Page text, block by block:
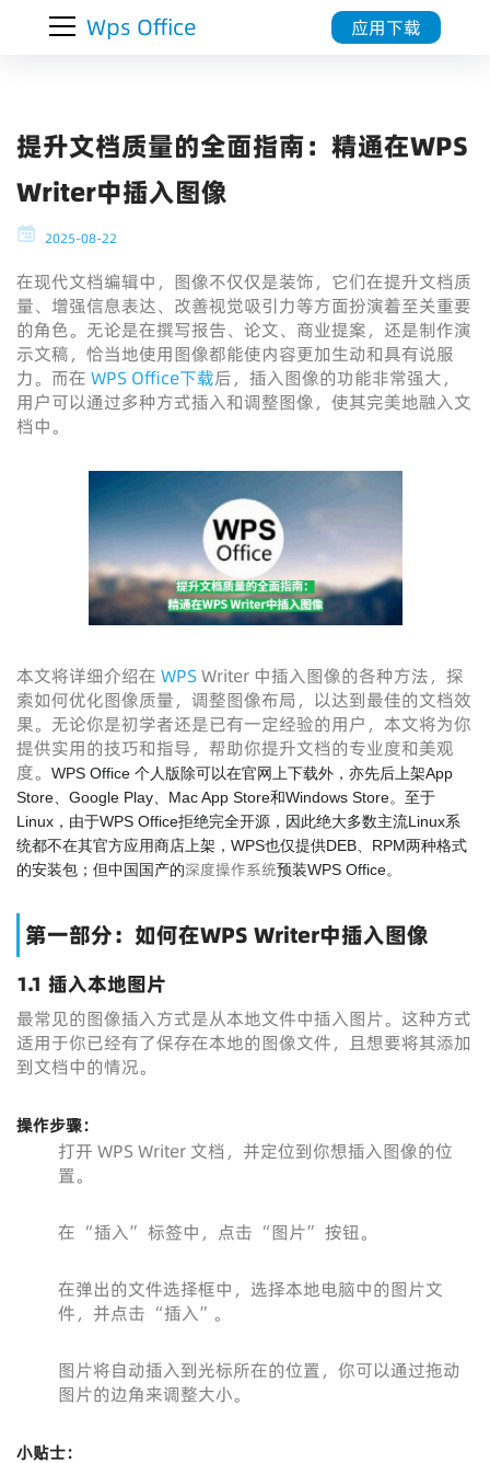
Wps Office 应用下载
提升文档质量的全面指南：精通在WPS
Writer中插入图像
2025-08-22
在现代文档编辑中，图像不仅仅是装饰，它们在提升文档质
量、增强信息表达、改善视觉吸引力等方面扮演着至关重要
的角色。无论是在撰写报告、论文、商业提案，还是制作演
示文稿，恰当地使用图像都能使内容更加生动和具有说服
力。而在 WPS Office下载后，插入图像的功能非常强大，
用户可以通过多种方式插入和调整图像，使其完美地融入文
档中。
本文将详细介绍在 WPS Writer 中插入图像的各种方法，探
索如何优化图像质量，调整图像布局，以达到最佳的文档效
果。无论你是初学者还是已有一定经验的用户，本文将为你
提供实用的技巧和指导，帮助你提升文档的专业度和美观
度。
WPS Office 个人版除可以在官网上下载外，亦先后上架App
Store、Google Play、Mac App Store和Windows Store。至于
Linux，由于WPS Office拒绝完全开源，因此绝大多数主流Linux系
统都不在其官方应用商店上架，WPS也仅提供DEB、RPM两种格式
的安装包；但中国国产的深度操作系统预装WPS Office。
第一部分：如何在WPS Writer中插入图像
1.1 插入本地图片
最常见的图像插入方式是从本地文件中插入图片。这种方式
适用于你已经有了保存在本地的图像文件，且想要将其添加
到文档中的情况。
操作步骤：
打开 WPS Writer 文档，并定位到你想插入图像的位
置。
在 “插入” 标签中，点击 “图片” 按钮。
在弹出的文件选择框中，选择本地电脑中的图片文
件，并点击 “插入”。
图片将自动插入到光标所在的位置，你可以通过拖动
图片的边角来调整大小。
小贴士：